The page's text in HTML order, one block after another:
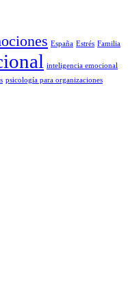
España Estrés Familia
inteligencia emocional
psicología para organizaciones